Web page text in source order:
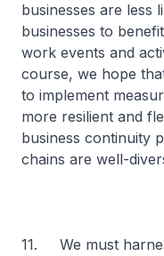
businesses are less
businesses to
work events and
course, we hope
to implement
more resilient and
business continuity
chains are well-
11. We must